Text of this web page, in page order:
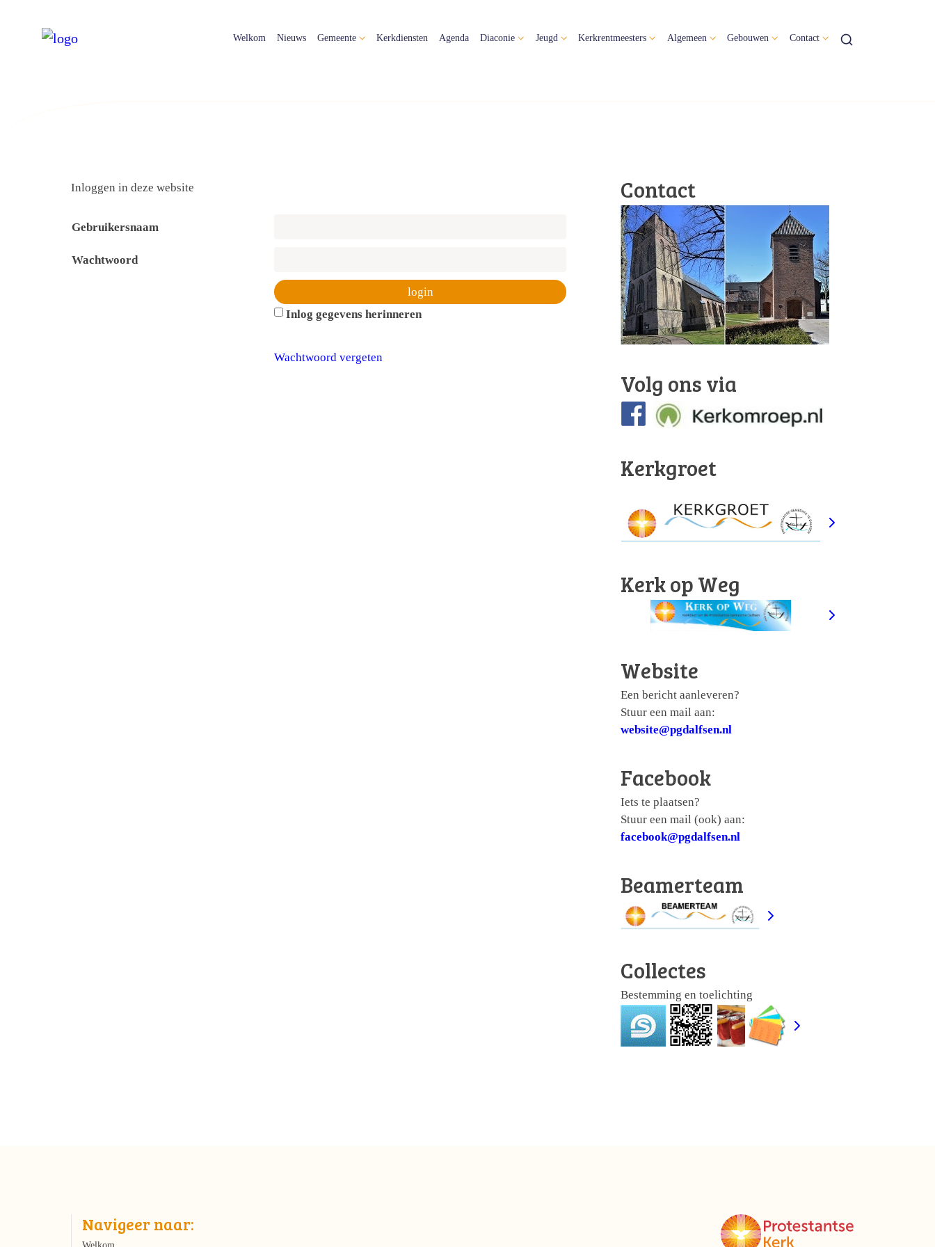
Welkom Nieuws Gemeente Kerkdiensten Agenda Diaconie Jeugd Kerkrentmeesters Algemeen Gebouwen Contact
Inloggen in deze website
Gebruikersnaam
Wachtwoord
Inlog gegevens herinneren
Wachtwoord vergeten
Contact
Volg ons via
Kerkgroet
Kerk op Weg
Website
Een bericht aanleveren?
Stuur een mail aan:
website@pgdalfsen.nl
Facebook
Iets te plaatsen?
Stuur een mail (ook) aan:
facebook@pgdalfsen.nl
Beamerteam
Collectes
Bestemming en toelichting
Navigeer naar: